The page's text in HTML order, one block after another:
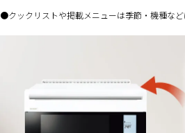
クックリストや掲載メニューは季節・機種など